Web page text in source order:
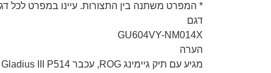
* המפרט משתנה בין התצורות. עיינו במפרט לכל
דגם
GU604VY-NM014X
הערה
מגיע עם תיק גיימינג ROG, עכבר ROG Gladius III P514 ומתאם חשמל Type-C 100W בתוך האריזה מתנה!